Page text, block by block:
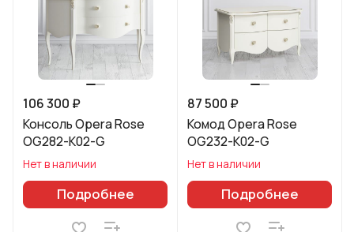
106 300 ₽
Консоль Opera Rose
OG282-K02-G
Нет в наличии
Подробнее
87 500 ₽
Комод Opera Rose
OG232-K02-G
Нет в наличии
Подробнее